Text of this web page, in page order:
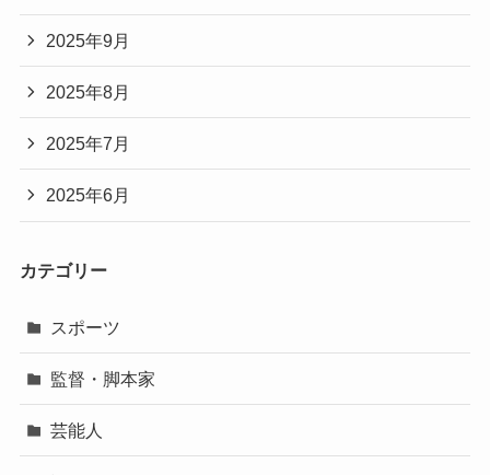
2025年9月
2025年8月
2025年7月
2025年6月
カテゴリー
スポーツ
監督・脚本家
芸能人